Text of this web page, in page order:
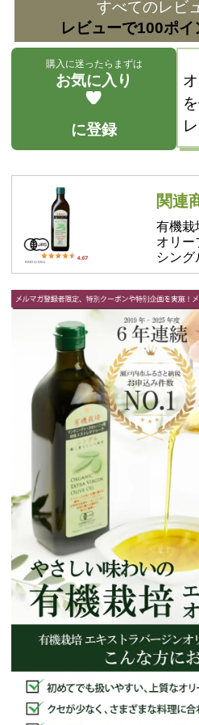
すべてのレビ
レビューで100ポイ
購入に迷ったらまずは
お気に入り
に登録
関連
有機栽
オリー
シング